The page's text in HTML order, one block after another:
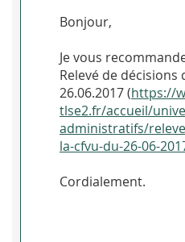
Bonjour,
Je vous
Relevé de décisions
26.06.2017 (https://
tlse2.fr/accueil/
administratifs/
la-cfvu-du-26-06-
Cordialement.